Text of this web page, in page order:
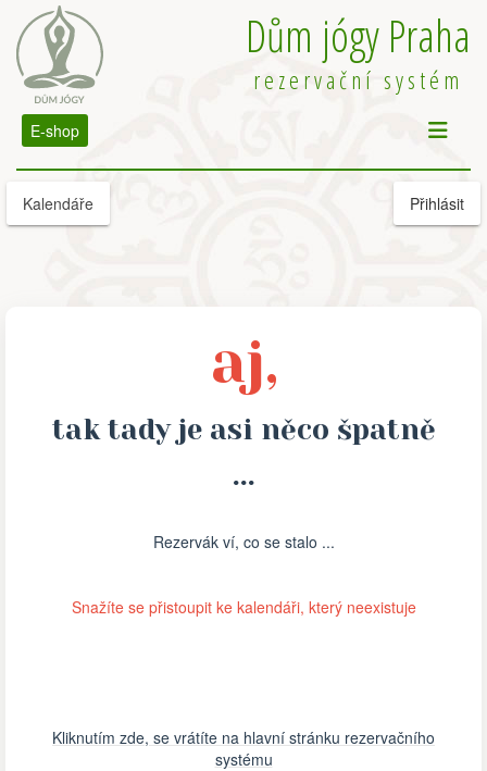
Dům jógy Praha
rezervační systém
E-shop
Kalendáře Přihlásit
aj,
tak tady je asi něco špatně
...
Rezervák ví, co se stalo ...
Snažíte se přistoupit ke kalendáři, který neexistuje
Kliknutím zde, se vrátíte na hlavní stránku rezervačního
systému